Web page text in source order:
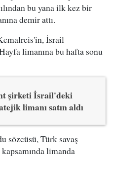
bu yana ilk kez bir
demir attı.
İsrail
limanına bu hafta sonu
şirketi İsrail'deki
limanı satın aldı
sözcüsü, Türk savaş
limanda